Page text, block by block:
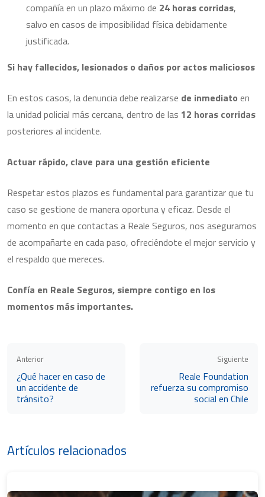
compañía en un plazo máximo de 24 horas corridas,
salvo en casos de imposibilidad física debidamente
justificada.
Si hay fallecidos, lesionados o daños por actos maliciosos
En estos casos, la denuncia debe realizarse de inmediato en
la unidad policial más cercana, dentro de las 12 horas corridas
posteriores al incidente.
Actuar rápido, clave para una gestión eficiente
Respetar estos plazos es fundamental para garantizar que tu
caso se gestione de manera oportuna y eficaz. Desde el
momento en que contactas a Reale Seguros, nos aseguramos
de acompañarte en cada paso, ofreciéndote el mejor servicio y
el respaldo que mereces.
Confía en Reale Seguros, siempre contigo en los
momentos más importantes.
Anterior
¿Qué hacer en caso de
un accidente de
tránsito?
Siguiente
Reale Foundation
refuerza su compromiso
social en Chile
Artículos relacionados